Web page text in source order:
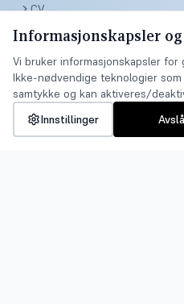
CV
Utstillinger
Salgssteder
Galleri
Kontakt
Informasjonskapsler
Vi bruker informasjonskapsler
Ikke-nødvendige teknologier
samtykke og kan aktiveres/
Innstillinger
Avslå